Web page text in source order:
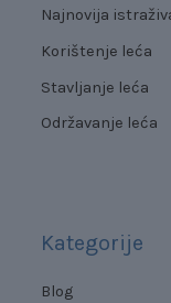
Najnovija
Korištenje leća
Stavljanje leća
Održavanje leća
Kategorije
Blog